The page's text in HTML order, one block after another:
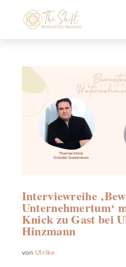
Interviewreihe
Unternehmertum‘
Knick zu Gast bei
Hinzmann
von Ulrike